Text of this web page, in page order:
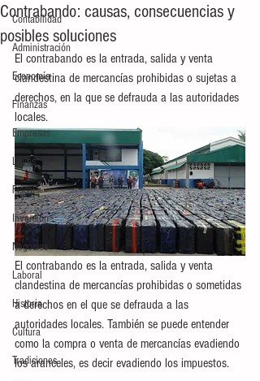
Contabilidad
Administración
Economía
Finanzas
Empresas
Leyes
Fiscal
Inversión
Negocios
Laboral
Historia
Cultura
Tradiciones
Contrabando: causas, consecuencias y
posibles soluciones
El contrabando es la entrada, salida y venta
clandestina de mercancías prohibidas o sujetas a
derechos, en la que se defrauda a las autoridades
locales.
El contrabando es la entrada, salida y venta
clandestina de mercancías prohibidas o sometidas
a derechos en el que se defrauda a las
autoridades locales. También se puede entender
como la compra o venta de mercancías evadiendo
los aranceles, es decir evadiendo los impuestos.